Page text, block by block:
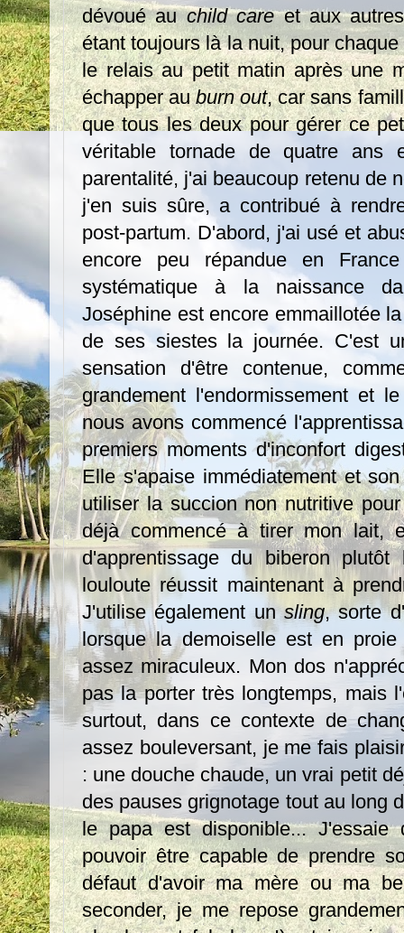
dévoué auchild careet aux
étant toujours là la nuit, pour
le relais au petit matin après une
échapper auburn out, car sans
que tous les deux pour gérer ce
véritable tornade de quatre ans
parentalité, j'ai beaucoup retenu de
j'en suis sûre, a contribué à
post-partum. D'abord, j'ai usé et
encore peu répandue en
systématique à la naissance
Joséphine est encore emmaillotée
de ses siestes la journée. C'est
sensation d'être contenue,
grandement l'endormissement et
nous avons commencé
premiers moments d'inconfort
Elle s'apaise immédiatement et
utiliser la succion non nutritive
déjà commencé à tirer mon lait,
d'apprentissage du biberon
louloute réussit maintenant à
J'utilise également unsling, sorte
lorsque la demoiselle est en
assez miraculeux. Mon dos
pas la porter très longtemps, mais
surtout, dans ce contexte de
assez bouleversant, je me fais
: une douche chaude, un vrai petit
des pauses grignotage tout au long
le papa est disponible...
pouvoir être capable de prendre
défaut d'avoir ma mère ou ma
seconder, je me repose